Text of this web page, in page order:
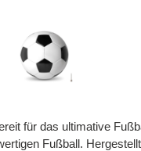
für das ultimative
Fußball.